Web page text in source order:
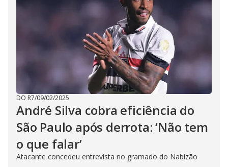
DO R7/09/02/2025
André Silva cobra eficiência do
São Paulo após derrota: ‘Não tem
o que falar’
Atacante concedeu entrevista no gramado do Nabizão